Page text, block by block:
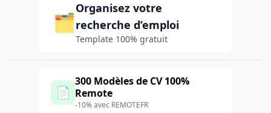
🗂️
Organisez votre
recherche d’emploi
Template 100% gratuit
📄
300 Modèles de CV 100%
Remote
-10% avec REMOTEFR